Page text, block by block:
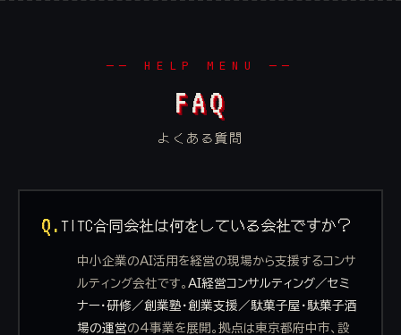
── HELP MENU ──
FAQ
よくある質問
Q.TITC合同会社は何をしている会社ですか？
中小企業のAI活用を経営の現場から支援するコンサ
ルティング会社です。 AI経営コンサルティング／セミ
ナー・研修／創業塾・創業支援／駄菓子屋・駄菓子酒
場の運営の4事業を展開。拠点は東京都府中市、設